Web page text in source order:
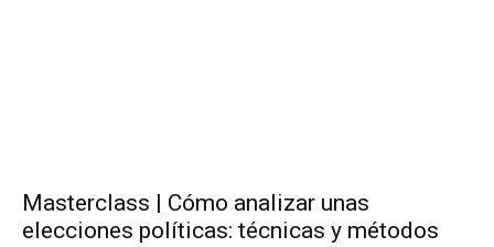
Masterclass | Cómo analizar unas
elecciones políticas: técnicas y métodos